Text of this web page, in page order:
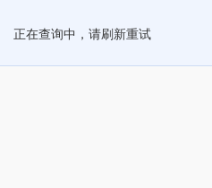
正在查询中，请刷新重试